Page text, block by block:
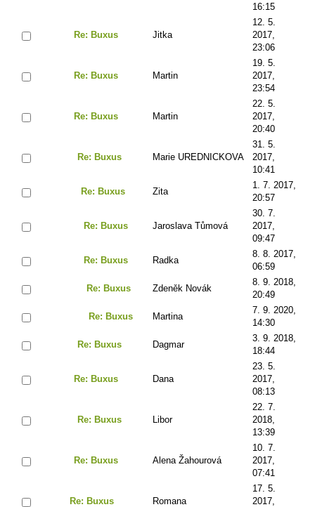
16:15
Re: Buxus Jitka
12. 5.
2017,
23:06
Re: Buxus Martin
19. 5.
2017,
23:54
Re: Buxus Martin
22. 5.
2017,
20:40
Re: Buxus Marie UREDNICKOVA
31. 5.
2017,
10:41
Re: Buxus Zita
1. 7. 2017,
20:57
Re: Buxus Jaroslava Tůmová
30. 7.
2017,
09:47
Re: Buxus Radka
8. 8. 2017,
06:59
Re: Buxus Zdeněk Novák
8. 9. 2018,
20:49
Re: Buxus Martina
7. 9. 2020,
14:30
Re: Buxus Dagmar
3. 9. 2018,
18:44
Re: Buxus Dana
23. 5.
2017,
08:13
Re: Buxus Libor
22. 7.
2018,
13:39
Re: Buxus Alena Žahourová
10. 7.
2017,
07:41
Re: Buxus Romana
17. 5.
2017,